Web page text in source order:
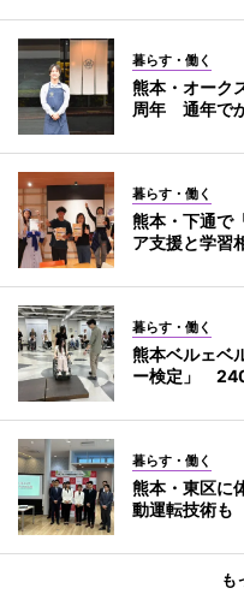
暮らす・働く
熊本・オーク
周年 通年で
暮らす・働く
熊本・下通で
ア支援と学習
暮らす・働く
熊本ベルェベ
ー検定」
暮らす・働く
熊本・東区に
動運転技術も
も